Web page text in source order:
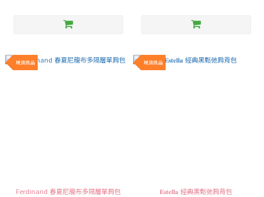
現貨商品
Ferdinand 春夏尼龍布多隔層單肩包
現貨商品
𝐄𝐬𝐭𝐞𝐥𝐥𝐚 經典黑鬆弛肩背包